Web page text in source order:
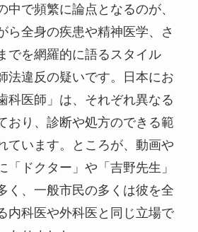
中で頻繁に論点となるのが、
ら全身の疾患や精神医学、さ
でを網羅的に語るスタイル
法違反の疑いです。日本にお
科医師」は、それぞれ異なる
おり、診断や処方のできる範
ています。ところが、動画や
「ドクター」や「吉野先生」
く、一般市民の多くは彼を全
内科医や外科医と同じ立場で